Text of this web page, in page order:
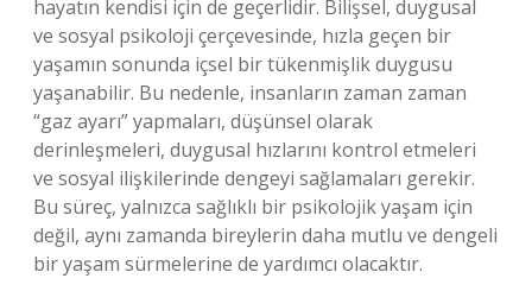
hayatın kendisi için de geçerlidir. Bilişsel, duygusal
ve sosyal psikoloji çerçevesinde, hızla geçen bir
yaşamın sonunda içsel bir tükenmişlik duygusu
yaşanabilir. Bu nedenle, insanların zaman zaman
“gaz ayarı” yapmaları, düşünsel olarak
derinleşmeleri, duygusal hızlarını kontrol etmeleri
ve sosyal ilişkilerinde dengeyi sağlamaları gerekir.
Bu süreç, yalnızca sağlıklı bir psikolojik yaşam için
değil, aynı zamanda bireylerin daha mutlu ve dengeli
bir yaşam sürmelerine de yardımcı olacaktır.